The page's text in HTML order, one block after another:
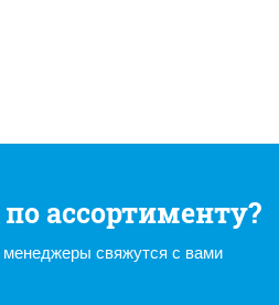
ассортименту?
свяжутся с вами